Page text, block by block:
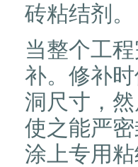
砖粘结剂。
当整个工
补。修补
洞尺寸，
使之能严
涂上专用